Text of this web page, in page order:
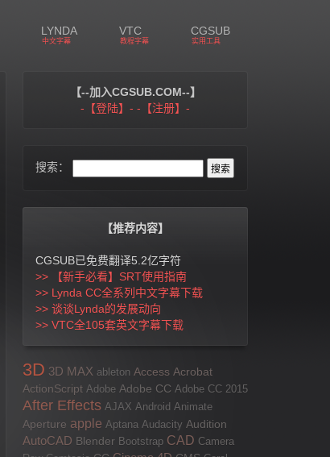
LYNDA
中文字幕
VTC
教程字幕
CGSUB
实用工具
【--加入CGSUB.COM--】
-【登陆】- -【注册】-
搜索：
【推荐内容】
CGSUB已免费翻译5.2亿字符
>> 【新手必看】SRT使用指南
>> Lynda CC全系列中文字幕下载
>> 谈谈Lynda的发展动向
>> VTC全105套英文字幕下载
3D 3D MAX ableton Access Acrobat
ActionScript Adobe Adobe CC Adobe CC 2015
After Effects AJAX Android Animate
Aperture apple Aptana Audacity Audition
AutoCAD Blender Bootstrap CAD Camera